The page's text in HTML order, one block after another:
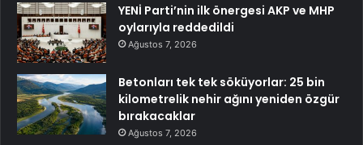
YENİ Parti’nin ilk önergesi AKP ve MHP
oylarıyla reddedildi
Ağustos 7, 2026
Betonları tek tek söküyorlar: 25 bin
kilometrelik nehir ağını yeniden özgür
bırakacaklar
Ağustos 7, 2026